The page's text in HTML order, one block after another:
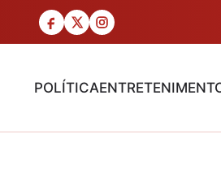
POLÍTICA